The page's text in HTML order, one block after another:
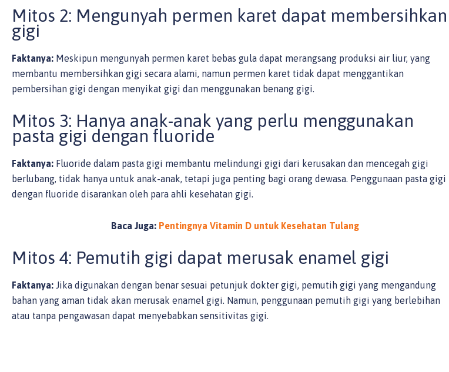
Mitos 2: Mengunyah permen karet dapat membersihkan
gigi
Faktanya: Meskipun mengunyah permen karet bebas gula dapat merangsang produksi air liur, yang
membantu membersihkan gigi secara alami, namun permen karet tidak dapat menggantikan
pembersihan gigi dengan menyikat gigi dan menggunakan benang gigi.
Mitos 3: Hanya anak-anak yang perlu menggunakan
pasta gigi dengan fluoride
Faktanya: Fluoride dalam pasta gigi membantu melindungi gigi dari kerusakan dan mencegah gigi
berlubang, tidak hanya untuk anak-anak, tetapi juga penting bagi orang dewasa. Penggunaan pasta gigi
dengan fluoride disarankan oleh para ahli kesehatan gigi.
Baca Juga: Pentingnya Vitamin D untuk Kesehatan Tulang
Mitos 4: Pemutih gigi dapat merusak enamel gigi
Faktanya: Jika digunakan dengan benar sesuai petunjuk dokter gigi, pemutih gigi yang mengandung
bahan yang aman tidak akan merusak enamel gigi. Namun, penggunaan pemutih gigi yang berlebihan
atau tanpa pengawasan dapat menyebabkan sensitivitas gigi.